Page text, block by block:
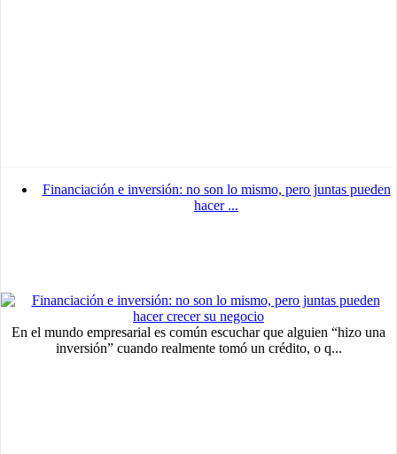
Financiación e inversión: no son lo mismo, pero juntas pueden
hacer ...
En el mundo empresarial es común escuchar que alguien “hizo una
inversión” cuando realmente tomó un crédito, o q...